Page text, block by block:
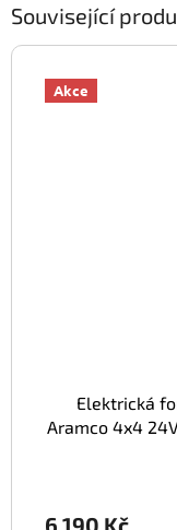
Související
Akce
Elektrická
Aramco 4x4
6 190 Kč